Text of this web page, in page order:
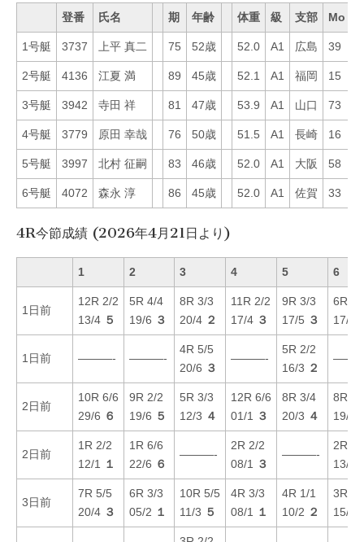
登番 氏名 期 年齢 体重 級 支部 Mo
1号艇 3737 上平 真二 75 52歳 52.0 A1 広島 39
2号艇 4136 江夏 満 89 45歳 52.1 A1 福岡 15
3号艇 3942 寺田 祥 81 47歳 53.9 A1 山口 73
4号艇 3779 原田 幸哉 76 50歳 51.5 A1 長崎 16
5号艇 3997 北村 征嗣 83 46歳 52.0 A1 大阪 58
6号艇 4072 森永 淳 86 45歳 52.0 A1 佐賀 33
4R今節成績 (2026年4月21日より)
1 2 3 4 5 6
1日前
12R 2/2
13/4 ５
5R 4/4
19/6 ３
8R 3/3
20/4 ２
11R 2/2
17/4 ３
9R 3/3
17/5 ３
6R 1/
17/4
1日前 ———- ———-
4R 5/5
20/6 ３
———-
5R 2/2
16/3 ２
2日前
10R 6/6
29/6 ６
9R 2/2
19/6 ５
5R 3/3
12/3 ４
12R 6/6
01/1
３
8R 3/4
20/3 ４
8R 1/
19/1
2日前
1R 2/2
12/1
１
1R 6/6
22/6 ６
———-
2R 2/2
08/1
３
———-
2R 5/
13/5
3日前
7R 5/5
20/4 ３
6R 3/3
05/2 １
10R 5/5
11/3 ５
4R 3/3
08/1
１
4R 1/1
10/2 ２
3R 6/
15/4